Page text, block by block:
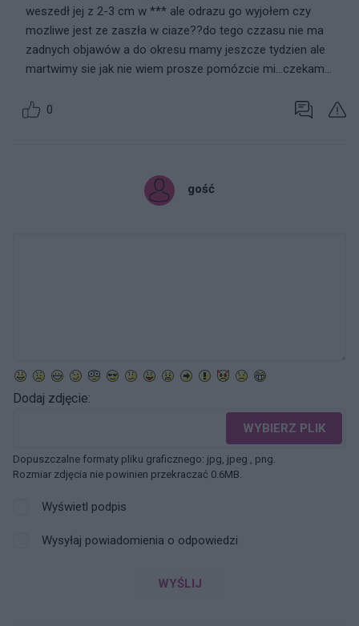
weszedł jej z 2-3 cm w *** ale odrazu go wyjołem czy
mozliwe jest ze zaszła w ciaze??do tego czzasu nie ma
zadnych objawów a do okresu mamy jeszcze tydzien ale
martwimy sie jak nie wiem prosze pomózcie mi...czekam...
0
gość
Dodaj zdjęcie:
WYBIERZ PLIK
Dopuszczalne formaty pliku graficznego: jpg, jpeg , png.
Rozmiar zdjęcia nie powinien przekraczać 0.6MB.
Wyświetl podpis
Wysyłaj powiadomienia o odpowiedzi
WYŚLIJ